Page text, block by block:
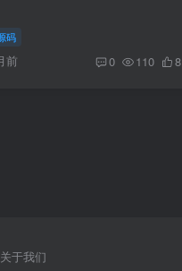
码
前 0 110 8
关于我们